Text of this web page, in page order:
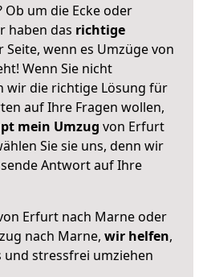
Ob um die Ecke oder
haben das richtige
Seite, wenn es Umzüge von
Wenn Sie nicht
wir die richtige Lösung für
auf Ihre Fragen wollen,
mein Umzug von Erfurt
Sie sie uns, denn wir
Antwort auf Ihre
Erfurt nach Marne oder
nach Marne, wir helfen,
stressfrei umziehen